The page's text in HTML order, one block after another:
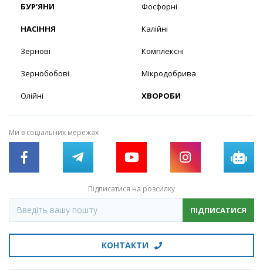
БУР’ЯНИ
НАСІННЯ
Зернові
Зернобобові
Олійні
Фосфорні
Калійні
Комплексні
Мікродобрива
ХВОРОБИ
Ми в соціальних мережах
Підписатися на розсилку
ПІДПИСАТИСЯ
КОНТАКТИ